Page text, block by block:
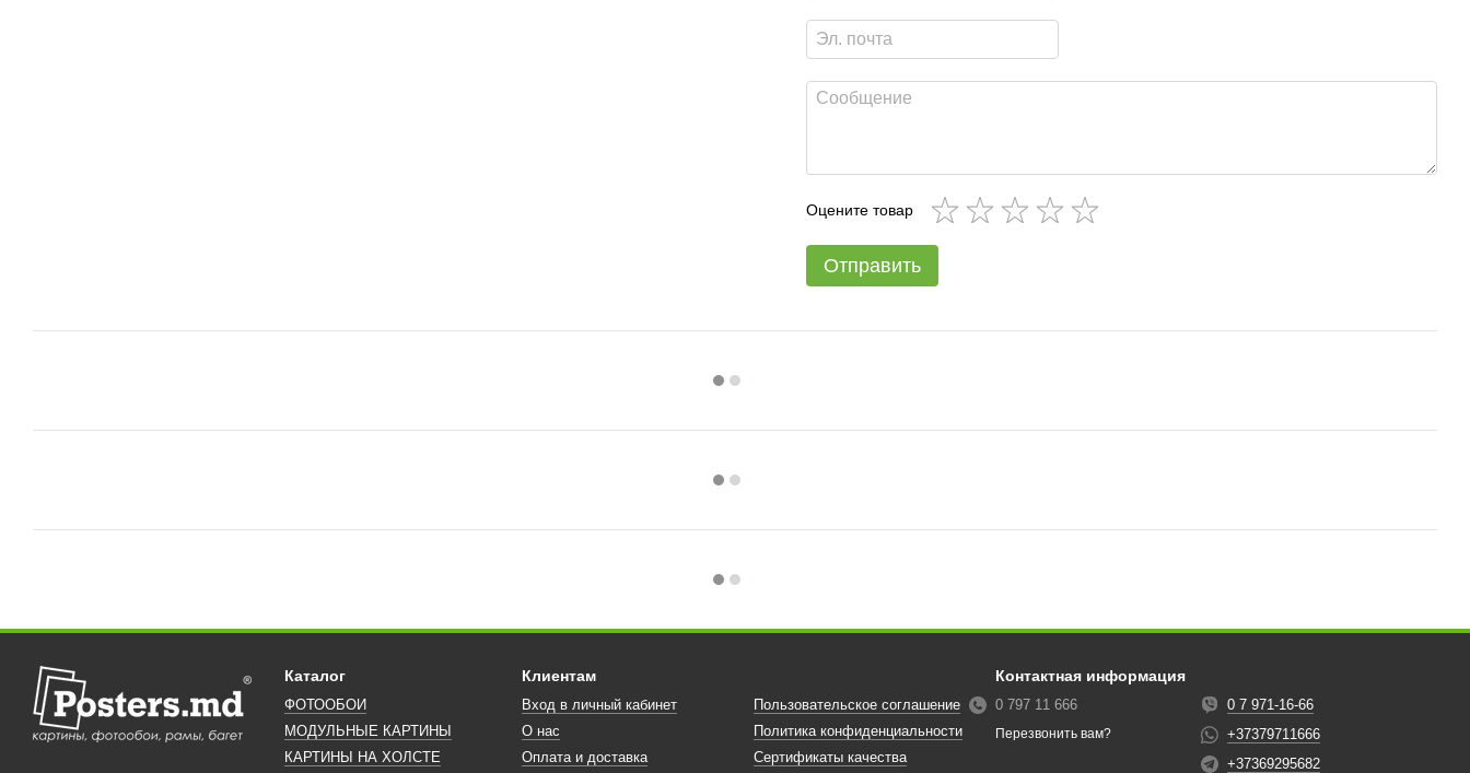
Оцените товар
Отправить
Каталог
ФОТООБОИ
МОДУЛЬНЫЕ КАРТИНЫ
КАРТИНЫ НА ХОЛСТЕ
Клиентам
Вход в личный кабинет
О нас
Оплата и доставка
Пользовательское соглашение
Политика конфиденциальности
Сертификаты качества
Контактная информация
0 797 11 666
Перезвонить вам?
0 7 971-16-66
+37379711666
+37369295682